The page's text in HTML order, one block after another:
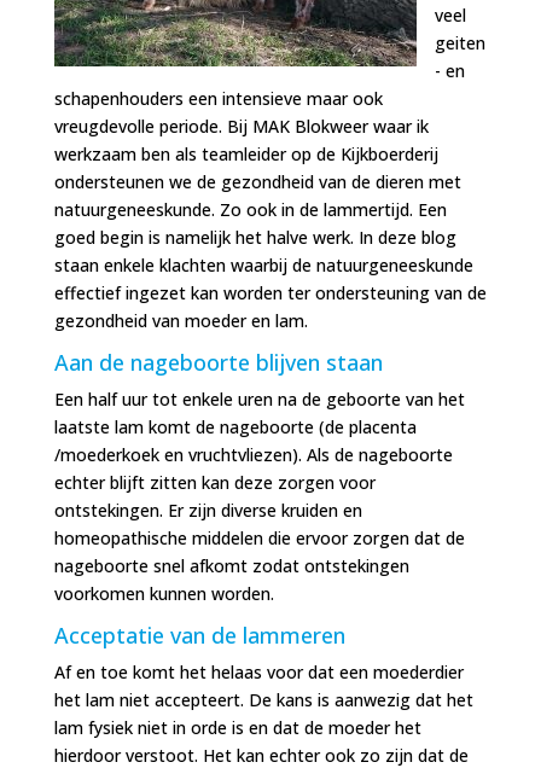
veel
geiten
- en
schapenhouders een intensieve maar ook
vreugdevolle periode. Bij MAK Blokweer waar ik
werkzaam ben als teamleider op de Kijkboerderij
ondersteunen we de gezondheid van de dieren met
natuurgeneeskunde. Zo ook in de lammertijd. Een
goed begin is namelijk het halve werk. In deze blog
staan enkele klachten waarbij de natuurgeneeskunde
effectief ingezet kan worden ter ondersteuning van de
gezondheid van moeder en lam.
Aan de nageboorte blijven staan
Een half uur tot enkele uren na de geboorte van het
laatste lam komt de nageboorte (de placenta
/moederkoek en vruchtvliezen). Als de nageboorte
echter blijft zitten kan deze zorgen voor
ontstekingen. Er zijn diverse kruiden en
homeopathische middelen die ervoor zorgen dat de
nageboorte snel afkomt zodat ontstekingen
voorkomen kunnen worden.
Acceptatie van de lammeren
Af en toe komt het helaas voor dat een moederdier
het lam niet accepteert. De kans is aanwezig dat het
lam fysiek niet in orde is en dat de moeder het
hierdoor verstoot. Het kan echter ook zo zijn dat de